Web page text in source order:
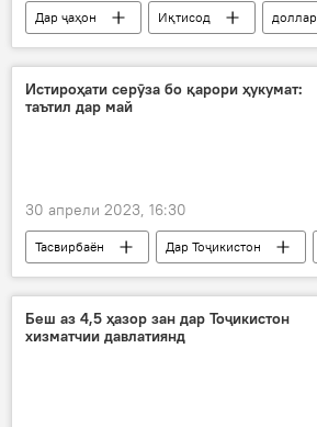
Дар ҷаҳон Иқтисод
доллар
Ҳинд
бонк танқид
Истироҳати серӯза бо қарори ҳукумат:
таътил дар май
30 апрели 2023, 16:30
Тасвирбаён Дар Тоҷикистон
ид
таътил
9-май
моҳи май
Беш аз 4,5 ҳазор зан дар Тоҷикистон
хизматчии давлатиянд